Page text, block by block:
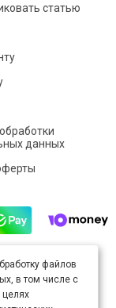
статью
данных
лицензии Creative
4.0
файлов
в том числе с